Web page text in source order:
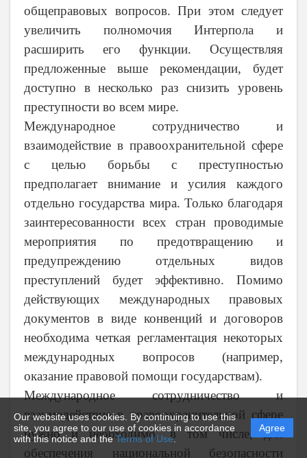
Our website uses cookies. By continuing to use this
site, you agree to our use of cookies in accordance
with this notice and theTerms of Use.
Agree
общеправовых вопросов. При этом следует
увеличить полномочия Интерпола и
расширить его функции. Осуществляя
предложенные выше рекомендации, будет
доступно в несколько раз снизить уровень
преступности во всем мире.
Международное сотрудничество и
взаимодействие в правоохранительной сфере
с целью борьбы с преступностью
предполагает внимание и усилия каждого
отдельно государства мира. Только благодаря
заинтересованности всех стран проводимые
мероприятия по предотвращению и
предупреждению отдельных видов
преступлений будет эффективно. Помимо
действующих международных правовых
документов в виде конвенций и договоров
необходима четкая регламентация некоторых
международных вопросов (например,
оказание правовой помощи государствам).
Международное сотрудничество и
взаимодействие в правоохранительной сфере
нужно и необходимо, в том числе, для
обеспечения национальной безопасности